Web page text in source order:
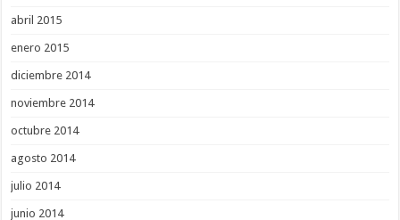
abril 2015
enero 2015
diciembre 2014
noviembre 2014
octubre 2014
agosto 2014
julio 2014
junio 2014